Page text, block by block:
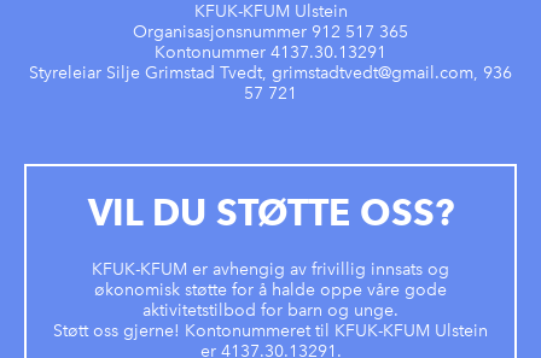
KFUK-KFUM Ulstein
Organisasjonsnummer 912 517 365
Kontonummer 4137.30.13291
Styreleiar Silje Grimstad Tvedt, grimstadtvedt@gmail.com, 936
57 721
VIL DU STØTTE OSS?
KFUK-KFUM er avhengig av frivillig innsats og
økonomisk støtte for å halde oppe våre gode
aktivitetstilbod for barn og unge.
Støtt oss gjerne! Kontonummeret til KFUK-KFUM Ulstein
er 4137.30.13291.